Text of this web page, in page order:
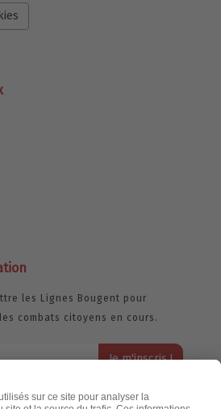
les Lignes Bougent pour
combats citoyens en cours.
notre politique de confidentialité,